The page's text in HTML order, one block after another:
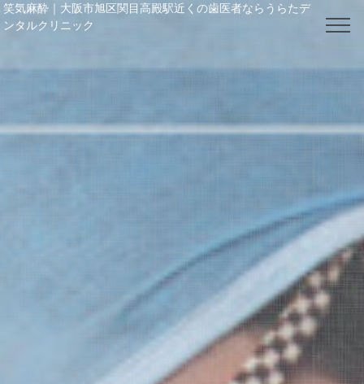
笑気麻酔｜大阪市旭区関目高殿駅近くの歯医者ならうらたデ
ンタルクリニック
電話番号： 06-6964-4148
院長・スタッフ紹介
お知らせ / ブログ